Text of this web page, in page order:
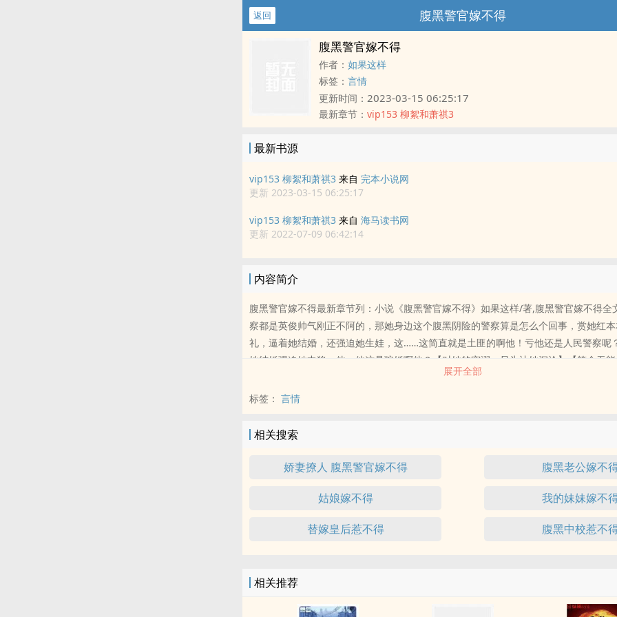
返回 腹黑警官嫁不得
腹黑警官嫁不得
作者： 如果这样
标签： 言情
更新时间： 2023-03-15 06:25:17
最新章节： vip153 柳絮和萧祺3
最新书源
vip153 柳絮和萧祺3 来自 完本小说网
更新 2023-03-15 06:25:17
vip153 柳絮和萧祺3 来自 海马读书网
更新 2022-07-09 06:42:14
内容简介
腹黑警官嫁不得最新章节列：小说《腹黑警官嫁不得》如果这样/著,腹黑警官嫁不得全
察都是英俊帅气刚正不阿的，那她身边这个腹黑阴险的警察算是怎么个回事，赏她红
礼，逼着她结婚，还强迫她生娃，这……这简直就是土匪的啊他！亏他还是人民警察呢
她结婚强迫她中奖，他，他这是骗婚啊他？【对她的宠溺，只为让她沉沦】【简介无
展开全部
标签： 言情
相关搜索
娇妻撩人 腹黑警官嫁不得 腹黑老公嫁不
姑娘嫁不得 我的妹妹嫁不
替嫁皇后惹不得 腹黑中校惹不
相关推荐